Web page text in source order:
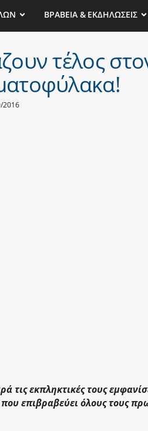
ΒΡΑΒΕΙΑ & ΕΚΔΗΛΩΣΕΙΣ
τέλος
2016
τις εκπληκτικές τους
επιβραβεύει όλους τους